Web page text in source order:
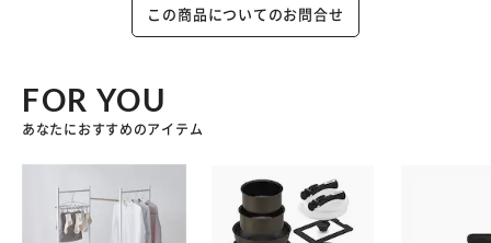
この商品についてのお問合せ
FOR YOU
あなたにおすすめのアイテム